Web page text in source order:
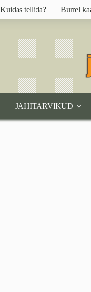
Kuidas tellida? Burrel
JAHITARVIKUD